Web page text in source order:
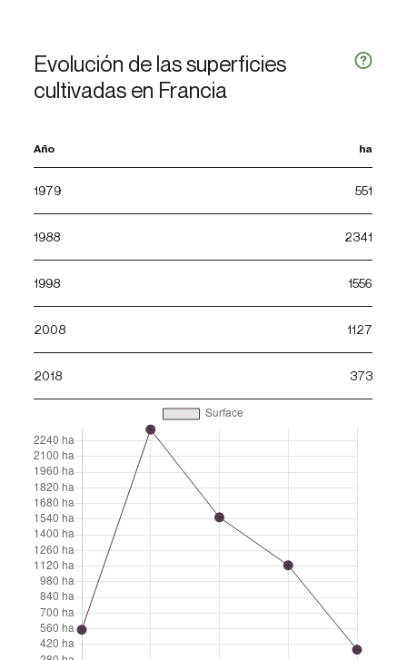
Evolución de las superficies
cultivadas en Francia
Año ha
1979 551
1988 2341
1998 1556
2008 1127
2018 373